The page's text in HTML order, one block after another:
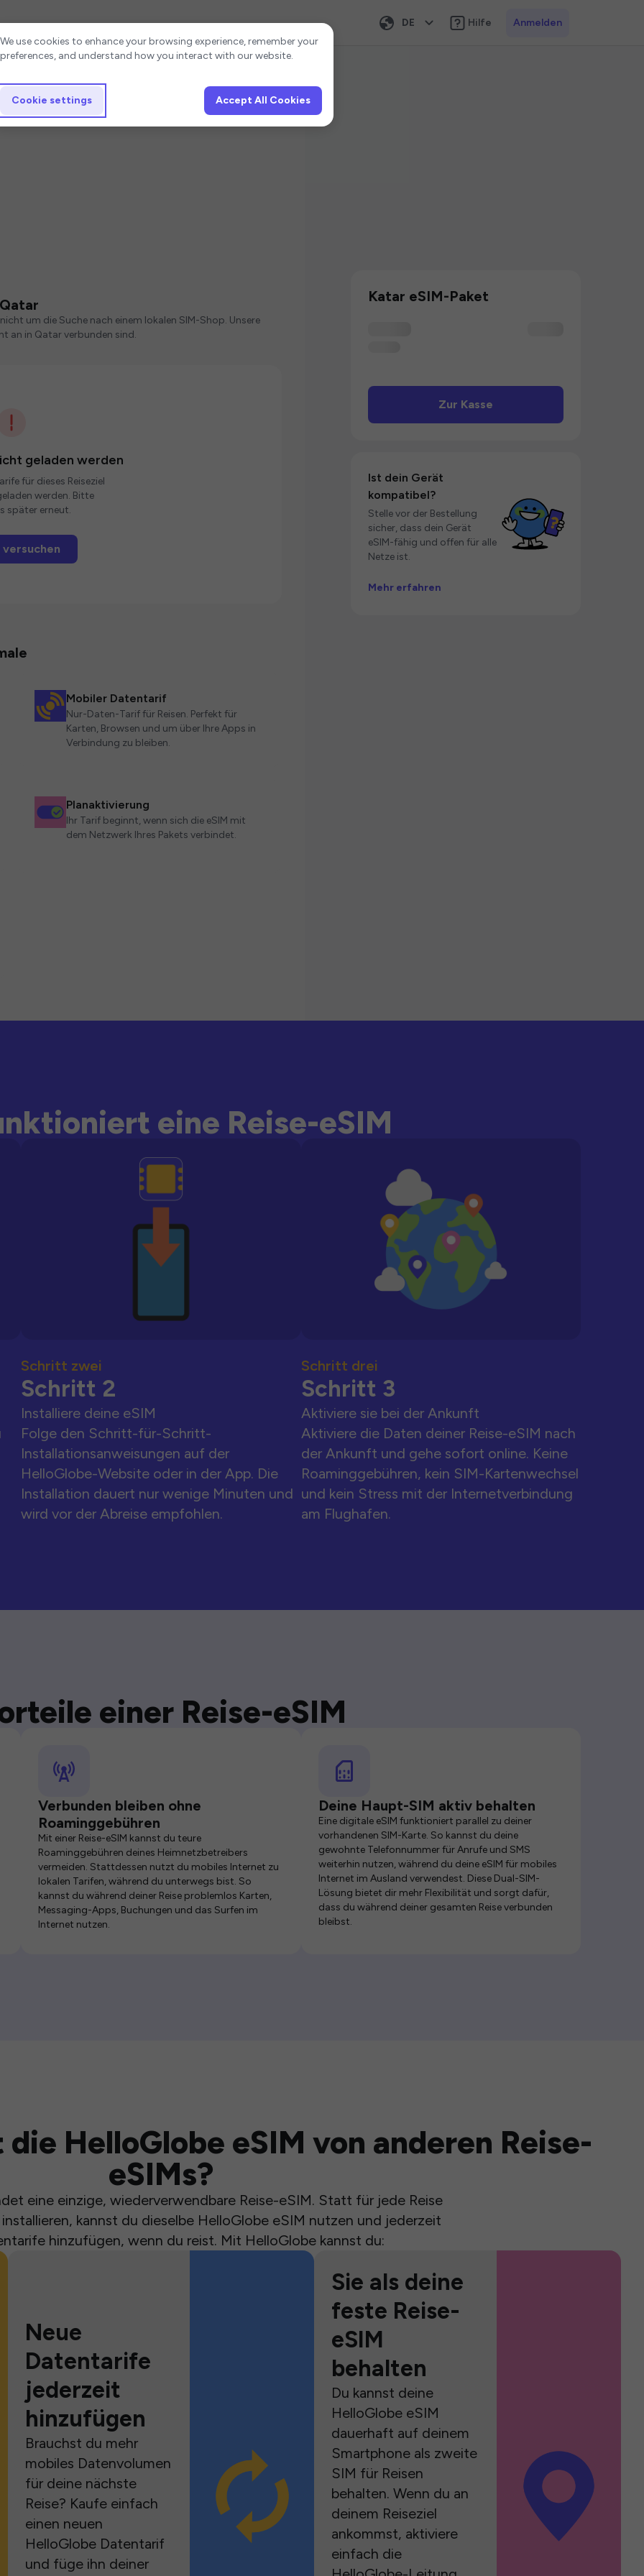
DE Hilfe Anmelden
um die Suche nach einem lokalen SIM-Shop. Unsere
an in Qatar verbunden sind.
geladen werden
für dieses Reiseziel
werden. Bitte
später erneut.
Mobiler Datentarif
Nur-Daten-Tarif für Reisen. Perfekt für
Karten, Browsen und um über Ihre Apps in
Verbindung zu bleiben.
Planaktivierung
Ihr Tarif beginnt, wenn sich die eSIM mit
dem Netzwerk Ihres Pakets verbindet.
Katar eSIM-Paket
Zur Kasse
Ist dein Gerät
kompatibel?
Stelle vor der Bestellung
sicher, dass dein Gerät
eSIM-fähig und offen für alle
Netze ist.
Mehr erfahren
eine Reise-eSIM
Schritt zwei
Schritt 2
Installiere deine eSIM
Folge den Schritt-für-Schritt-
Installationsanweisungen auf der
HelloGlobe-Website oder in der App. Die
Installation dauert nur wenige Minuten und
wird vor der Abreise empfohlen.
Schritt drei
Schritt 3
Aktiviere sie bei der Ankunft
Aktiviere die Daten deiner Reise-eSIM nach
der Ankunft und gehe sofort online. Keine
Roaminggebühren, kein SIM-Kartenwechsel
und kein Stress mit der Internetverbindung
am Flughafen.
einer Reise-eSIM
Verbunden bleiben ohne
Roaminggebühren
Mit einer Reise-eSIM kannst du teure
Roaminggebühren deines Heimnetzbetreibers
vermeiden. Stattdessen nutzt du mobiles Internet zu
lokalen Tarifen, während du unterwegs bist. So
kannst du während deiner Reise problemlos Karten,
Messaging-Apps, Buchungen und das Surfen im
Internet nutzen.
Deine Haupt-SIM aktiv behalten
Eine digitale eSIM funktioniert parallel zu deiner
vorhandenen SIM-Karte. So kannst du deine
gewohnte Telefonnummer für Anrufe und SMS
weiterhin nutzen, während du deine eSIM für mobiles
Internet im Ausland verwendest. Diese Dual-SIM-
Lösung bietet dir mehr Flexibilität und sorgt dafür,
dass du während deiner gesamten Reise verbunden
bleibst.
HelloGlobe eSIM von anderen Reise-
eSIMs?
eine einzige, wiederverwendbare Reise-eSIM. Statt für jede Reise
kannst du dieselbe HelloGlobe eSIM nutzen und jederzeit
hinzufügen, wenn du reist. Mit HelloGlobe kannst du:
Neue
Datentarife
jederzeit
hinzufügen
Brauchst du mehr
mobiles Datenvolumen
für deine nächste
Reise? Kaufe einfach
einen neuen
HelloGlobe Datentarif
und füge ihn deiner
Sie als deine
feste Reise-
eSIM
behalten
Du kannst deine
HelloGlobe eSIM
dauerhaft auf deinem
Smartphone als zweite
SIM für Reisen
behalten. Wenn du an
deinem Reiseziel
ankommst, aktiviere
einfach die
Cookie settings
We use cookies to enhance your browsing experience, remember your
preferences, and understand how you interact with our website.
Cookie settings Accept All Cookies